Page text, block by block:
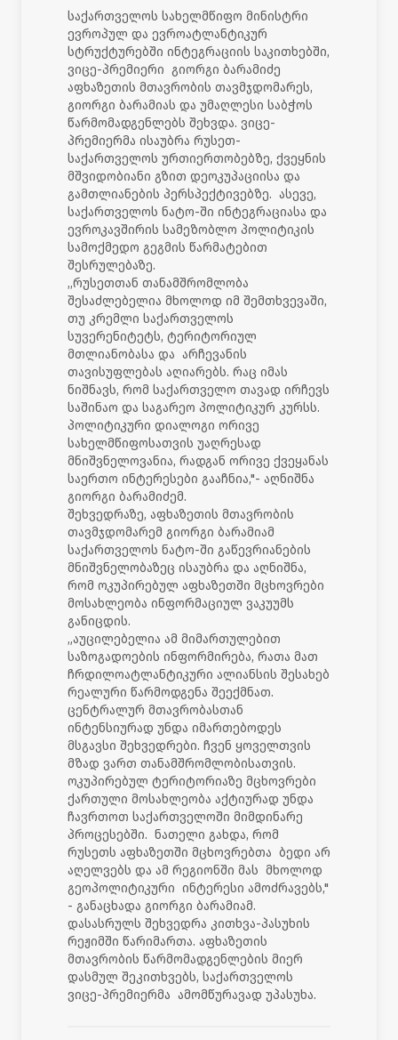
საქართველოს სახელმწიფო მინისტრი
ევროპულ და ევროატლანტიკურ
სტრუქტურებში ინტეგრაციის საკითხებში,
ვიცე-პრემიერი გიორგი ბარამიძე
აფხაზეთის მთავრობის თავმჯდომარეს,
გიორგი ბარამიას და უმაღლესი საბჭოს
წარმომადგენლებს შეხვდა. ვიცე-
პრემიერმა ისაუბრა რუსეთ-
საქართველოს ურთიერთობებზე, ქვეყნის
მშვიდობიანი გზით დეოკუპაციისა და
გამთლიანების პერსპექტივებზე. ასევე,
საქართველოს ნატო-ში ინტეგრაციასა და
ევროკავშირის სამეზობლო პოლიტიკის
სამოქმედო გეგმის წარმატებით
შესრულებაზე.
,,რუსეთთან თანამშრომლობა
შესაძლებელია მხოლოდ იმ შემთხვევაში,
თუ კრემლი საქართველოს
სუვერენიტეტს, ტერიტორიულ
მთლიანობასა და არჩევანის
თავისუფლებას აღიარებს. რაც იმას
ნიშნავს, რომ საქართველო თავად ირჩევს
საშინაო და საგარეო პოლიტიკურ კურსს.
პოლიტიკური დიალოგი ორივე
სახელმწიფოსათვის უაღრესად
მნიშვნელოვანია, რადგან ორივე ქვეყანას
საერთო ინტერესები გააჩნია,"- აღნიშნა
გიორგი ბარამიძემ.
შეხვედრაზე, აფხაზეთის მთავრობის
თავმჯდომარემ გიორგი ბარამიამ
საქართველოს ნატო-ში გაწევრიანების
მნიშვნელობაზეც ისაუბრა და აღნიშნა,
რომ ოკუპირებულ აფხაზეთში მცხოვრები
მოსახლეობა ინფორმაციულ ვაკუუმს
განიცდის.
„აუცილებელია ამ მიმართულებით
საზოგადოების ინფორმირება, რათა მათ
ჩრდილოატლანტიკური ალიანსის შესახებ
რეალური წარმოდგენა შეექმნათ.
ცენტრალურ მთავრობასთან
ინტენსიურად უნდა იმართებოდეს
მსგავსი შეხვედრები. ჩვენ ყოველთვის
მზად ვართ თანამშრომლობისათვის.
ოკუპირებულ ტერიტორიაზე მცხოვრები
ქართული მოსახლეობა აქტიურად უნდა
ჩავრთოთ საქართველოში მიმდინარე
პროცესებში. ნათელი გახდა, რომ
რუსეთს აფხაზეთში მცხოვრებთა ბედი არ
აღელვებს და ამ რეგიონში მას მხოლოდ
გეოპოლიტიკური ინტერესი ამოძრავებს,"
- განაცხადა გიორგი ბარამიამ.
დასასრულს შეხვედრა კითხვა-პასუხის
რეჟიმში წარიმართა. აფხაზეთის
მთავრობის წარმომადგენლების მიერ
დასმულ შეკითხვებს, საქართველოს
ვიცე-პრემიერმა ამომწურავად უპასუხა.